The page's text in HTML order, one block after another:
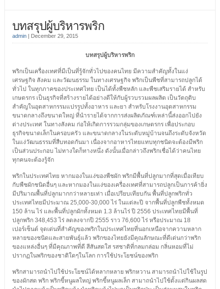
บทสรุปผู้บริหารพริก
admin| December 29, 2015
บทสรุปผู้บริหารพริก
พริกเป็นเครื่องเทศที่มีเป็นที่รู้จักทั่วไปของคนไทย มีความสำคัญทั้งในแง่
เศรษฐกิจ สังคม และวัฒนธรรม ในทางเศรษฐกิจ พริกเป็นพืชที่สามารถปลูกได้
ทั่วไป ในทุกภาคของประเทศไทย เป็นได้ทั้งพืชหลัก และพืชเสริมรายได้ สำหรับ
เกษตรกร เป็นธุรกิจที่สร้างรายได้อย่างดีให้กับผู้รวบรวมผลผลิต เป็นวัตถุดิบ
สำคัญในอุตสาหกรรมแปรรูปทั้งอาหาร และยา สำหรับโรงงานอุตสาหกรรม
ขนาดกลางถึงขนาดใหญ่ ที่นำรายได้จากการส่งผลิตภัณฑ์เหล่านี้ส่งออกไปยัง
ต่างประเทศ ในทางสังคม ก่อให้เกิดการรวมกลุ่มของเกษตรกร เพื่อประกอบ
ธุรกิจขนาดเล็กในครอบครัว และขนาดกลางในระดับหมู่บ้านจนถึงระดับจังหวัด
ในแง่วัฒนธรรมที่สืบทอดกันมา เนื่องจากอาหารไทยแทบทุกชนิดจะต้องมีพริก
เป็นส่วนประกอบ ไม่ทางใดก็ทางหนึ่ง ดังนั้นเมื่อกล่าวถึงพริกเชื่อได้ว่าคนไทย
ทุกคนจะต้องรู้จัก
พริกในประเทศไทย หากมองในแง่ของพืชผัก พริกมีพื้นที่ปลูกมากที่สุดเมื่อเทียบ
กับพืชผักชนิดอื่นๆ และหากมองในแง่ของเครื่องเทศที่สามารถปลูกเป็นการค้ายิ่ง
มีปริมาณพื้นที่ปลูกมากกว่าหลายเท่า เมื่อเปรียบเทียบกัน พื้นที่ปลูกพริกทั่ว
ประเทศไทยมีประมาณ 25,000-30,000 ไร่ ในแต่ละปี จากพื้นที่ปลูกพืชทั้งหมด
150 ล้าน ไร่ และพื้นที่ปลูกผักทั้งหมด 1.3 ล้านไร่ ปี 2556 ประเทศไทยมีพื้นที่
ปลูกพริก 348,453 ไร่ ลดลงจากปี 2555 ราว 76,600 ไร่ หรือประมาณ 18
เปอร์เซ็นต์ จุดเด่นที่สำคัญของพริกในประเทศไทยที่นอกเหนือจากความหลาก
หลายของชนิดและสายพันธุ์แล้ว พริกของไทยยังมีคุณลักษณะที่ดีเด่นกว่าพริก
ของแหล่งอื่นๆ ที่มีคุณภาพที่ดี สีสันสดใส รสชาติที่กลมกล่อม กลิ่นหอมที่ไม่
ปรากฏในพริกของชาติใดๆในโลก การใช้ประโยชน์ของพริก
พริกสามารถนำไปใช้ประโยชน์ได้หลากหลาย พริกหวาน สามารถนำไปใช้ในรูป
ของผักสด พริก พริกขี้หนูผลใหญ่ พริกขี้หนูผลเล็ก สามาถนำไปใช้ตั้งแต่กินผลสด